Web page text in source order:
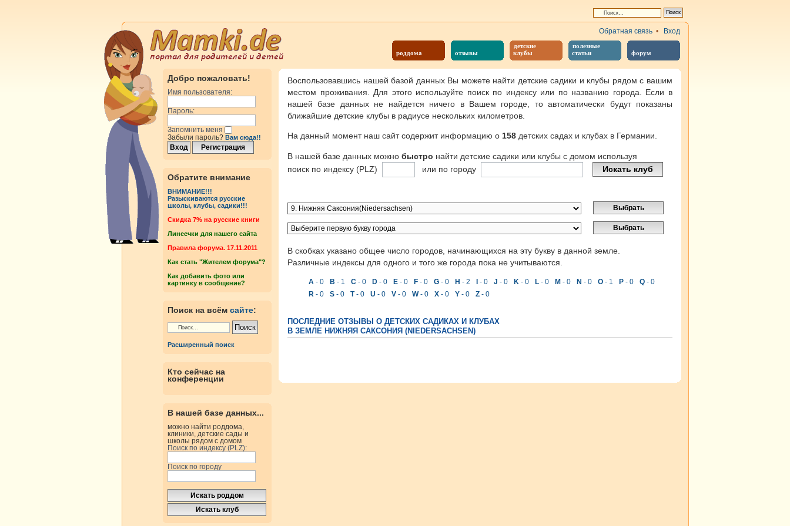
роддома отзывы
детские
клубы
полезные
статьи
форум
Обратная связь • Вход
Добро пожаловать!
Имя пользователя:
Пароль:
Запомнить меня
Забыли пароль? Вам сюда!!
Обратите внимание
ВНИМАНИЕ!!!
Разыскиваются русские
школы, клубы, садики!!!
Cкидка 7% на русские книги
Линеечки для нашего сайта
Правила форума. 17.11.2011
Как стать "Жителем форума"?
Как добавить фото или
картинку в сообщение?
Поиск на всём сайте:
Расширенный поиск
Кто сейчас на
конференции
В нашей базе данных...
можно найти роддома,
клиники, детские сады и
школы рядом с домом
Поиск по индексу (PLZ):
Поиск по городу
Воспользовавшись нашей базой данных Вы можете найти детские садики и клубы рядом с вашим
местом проживания. Для этого используйте поиск по индексу или по названию города. Если в
нашей базе данных не найдется ничего в Вашем городе, то автоматически будут показаны
ближайшие детские клубы в радиусе нескольких километров.
На данный момент наш сайт содержит информацию о 158 детских садах и клубах в Германии.
В нашей базе данных можно быстро найти детские садики или клубы с домом используя
поиск по индексу (PLZ)
или по городу
В скобках указано общее число городов, начинающихся на эту букву в данной земле.
Различные индексы для одного и того же города пока не учитываются.
A - 0 B - 1 C - 0 D - 0 E - 0 F - 0 G - 0 H - 2 I - 0 J - 0 K - 0 L - 0 M - 0 N - 0 O - 1 P - 0 Q - 0
R - 0 S - 0 T- 0 U - 0 V - 0 W- 0 X - 0 Y - 0 Z - 0
ПОСЛЕДНИЕ ОТЗЫВЫ О ДЕТСКИХ САДИКАХ И КЛУБАХ
В ЗЕМЛЕ НИЖНЯЯ САКСОНИЯ (NIEDERSACHSEN)